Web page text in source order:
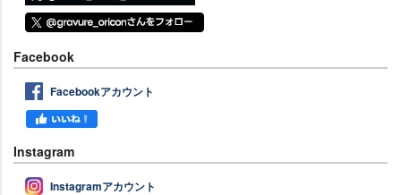
Facebook
Facebookアカウント
Instagram
Instagramアカウント